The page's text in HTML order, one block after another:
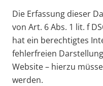
Die Erfassung dieser
von Art. 6 Abs. 1 lit. f
hat ein berechtigtes
fehlerfreien
Website – hierzu
werden.